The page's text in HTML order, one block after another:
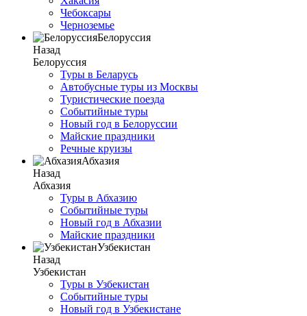
Чебоксары
Черноземье
Белоруссия
Назад
Белоруссия
Туры в Беларусь
Автобусные туры из Москвы
Туристические поезда
Событийные туры
Новый год в Белоруссии
Майские праздники
Речные круизы
Абхазия
Назад
Абхазия
Туры в Абхазию
Событийные туры
Новый год в Абхазии
Майские праздники
Узбекистан
Назад
Узбекистан
Туры в Узбекистан
Событийные туры
Новый год в Узбекистане